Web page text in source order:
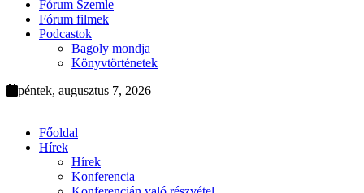
Fórum Szemle
Fórum filmek
Podcastok
Bagoly mondja
Könyvtörténetek
péntek, augusztus 7, 2026
Főoldal
Hírek
Hírek
Konferencia